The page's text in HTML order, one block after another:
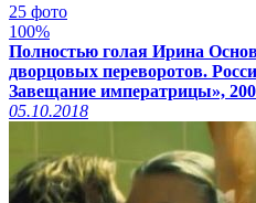
25 фото
100%
Полностью голая Ирина
дворцовых переворотов.
Завещание императрицы»,
05.10.2018